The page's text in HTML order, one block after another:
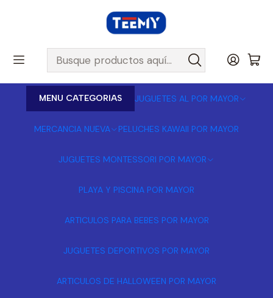
MENU CATEGORIAS JUGUETES AL POR MAYOR
MERCANCIA NUEVA PELUCHES KAWAII POR MAYOR
JUGUETES MONTESSORI POR MAYOR
PLAYA Y PISCINA POR MAYOR
ARTICULOS PARA BEBES POR MAYOR
JUGUETES DEPORTIVOS POR MAYOR
ARTICULOS DE HALLOWEEN POR MAYOR